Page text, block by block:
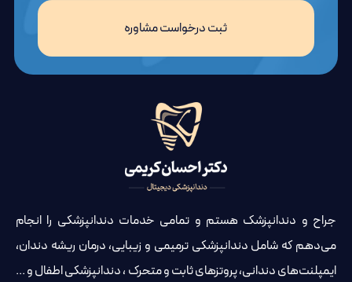
ثبت درخواست مشاوره
جراح و دندانپزشک هستم و تمامی خدمات دندانپزشکی را انجام
می‌دهم که شامل دندانپزشکی ترمیمی و زیبایی، درمان ریشه دندان،
ایمپلنت‌های دندانی، پروتزهای ثابت و متحرک ، دندانپزشکی اطفال و ...